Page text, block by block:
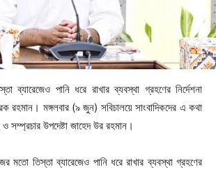
ব্যারেজেও পানি ধরে রাখার ব্যবস্থা গ্রহণের নির্দেশনা
রহমান। মঙ্গলবার (৯ জুন) সবিচালয়ে সাংবাদিকদের এ কথা
সম্প্রচার উপদেষ্টা জাহেদ উর রহমান।
মতো তিস্তা ব্যারেজেও পানি ধরে রাখার ব্যবস্থা গ্রহণের